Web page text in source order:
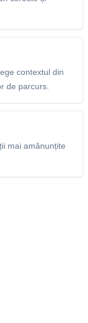
contextul din
de parcurs.
mai amănunțite